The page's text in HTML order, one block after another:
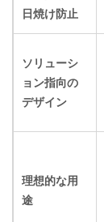
日焼け防止
ソリューシ
ョン指向の
デザイン
理想的な用
途